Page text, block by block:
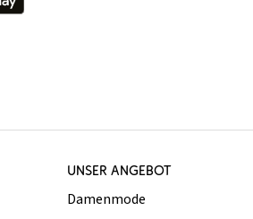
UNSER ANGEBOT
Damenmode